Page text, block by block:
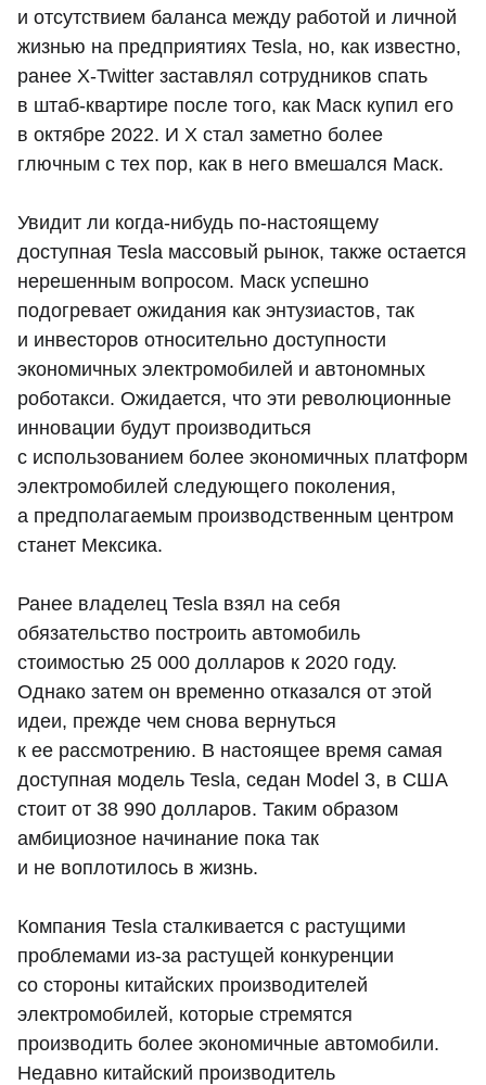
и отсутствием баланса между работой и личной
жизнью на предприятиях Tesla, но, как известно,
ранее X-Twitter заставлял сотрудников спать
в штаб-квартире после того, как Маск купил его
в октябре 2022. И X стал заметно более
глючным с тех пор, как в него вмешался Маск.
Увидит ли когда-нибудь по-настоящему
доступная Tesla массовый рынок, также остается
нерешенным вопросом. Маск успешно
подогревает ожидания как энтузиастов, так
и инвесторов относительно доступности
экономичных электромобилей и автономных
роботакси. Ожидается, что эти революционные
инновации будут производиться
с использованием более экономичных платформ
электромобилей следующего поколения,
а предполагаемым производственным центром
станет Мексика.
Ранее владелец Tesla взял на себя
обязательство построить автомобиль
стоимостью 25 000 долларов к 2020 году.
Однако затем он временно отказался от этой
идеи, прежде чем снова вернуться
к ее рассмотрению. В настоящее время самая
доступная модель Tesla, седан Model 3, в США
стоит от 38 990 долларов. Таким образом
амбициозное начинание пока так
и не воплотилось в жизнь.
Компания Tesla сталкивается с растущими
проблемами из-за растущей конкуренции
со стороны китайских производителей
электромобилей, которые стремятся
производить более экономичные автомобили.
Недавно китайский производитель